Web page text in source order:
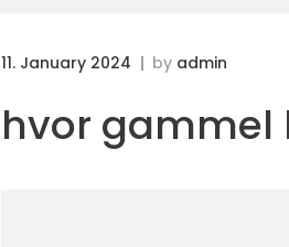
11. January 2024 by admin
hvor gammel